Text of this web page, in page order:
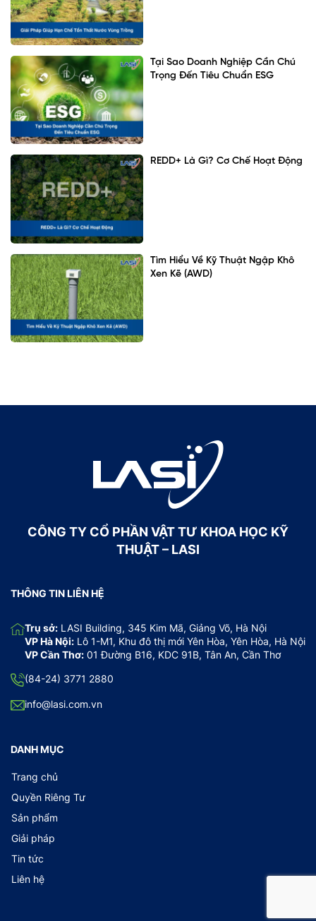
Tại Sao Doanh Nghiệp Cần Chú
Trọng Đến Tiêu Chuẩn ESG
REDD+ Là Gì? Cơ Chế Hoạt Động
Tìm Hiểu Về Kỹ Thuật Ngập Khô
Xen Kẽ (AWD)
CÔNG TY CỔ PHẦN VẬT TƯ KHOA HỌC KỸ
THUẬT – LASI
THÔNG TIN LIÊN HỆ
Trụ sở: LASI Building, 345 Kim Mã, Giảng Võ, Hà Nội
VP Hà Nội: Lô 1-M1, Khu đô thị mới Yên Hòa, Yên Hòa, Hà Nội
VP Cần Thơ: 01 Đường B16, KDC 91B, Tân An, Cần Thơ
(84-24) 3771 2880
info@lasi.com.vn
DANH MỤC
Trang chủ
Quyền Riêng Tư
Sản phẩm
Giải pháp
Tin tức
Liên hệ